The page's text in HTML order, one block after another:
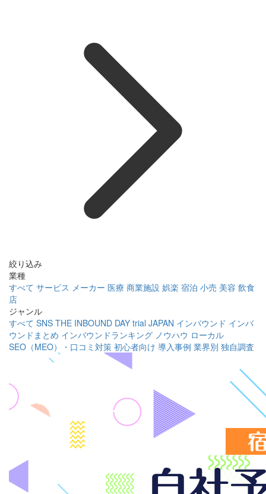
絞り込み
業種
すべて サービス メーカー 医療 商業施設 娯楽 宿泊 小売 美容 飲食
店
ジャンル
すべて SNS THE INBOUND DAY trial JAPAN インバウンド インバ
ウンドまとめ インバウンドランキング ノウハウ ローカル
SEO（MEO）・口コミ対策 初心者向け 導入事例 業界別 独自調査